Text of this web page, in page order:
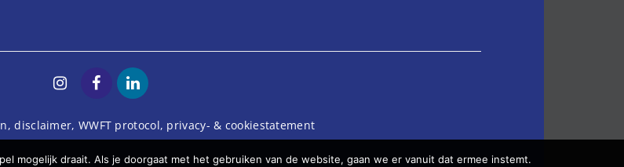
,disclaimer, WWFT protocol, privacy- & cookiestatement
mogelijk draait. Als je doorgaat met het gebruiken van de website, gaan we er vanuit dat ermee instemt.